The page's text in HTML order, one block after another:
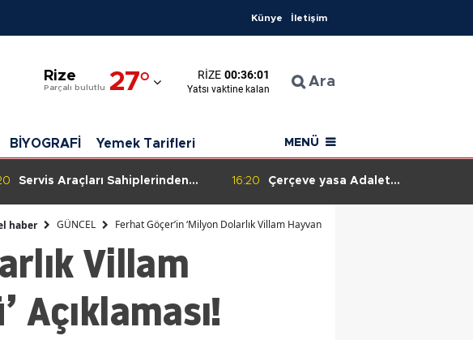
Künye İletişim
Rize
Parçalı bulutlu 27°
Adıyaman
Ağrı
Amasya
Antalya
Artvin
Aydın
RIZE 00:36:00
Yatsı vaktine kalan Ara
BİYOGRAFİ Yemek Tarifleri MENÜ
Servis Araçları Sahiplerinden
Etti
16:20
Çerçeve yasa Adalet
haber GÜNCEL Ferhat Göçer’in ‘Milyon Dolarlık Villam Hayvan Barınağına Dönüştü’ Açıklaması!
Villam
Açıklaması!